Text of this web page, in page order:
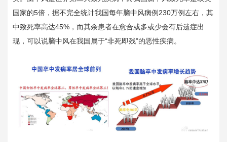
国家的5倍，据不完全统计我国每年脑中风病例230万例左右，其
中致死率高达45%，而其余患者在愈合或多或少会有后遗症出
现，可以说脑中风在我国属于“非死即残”的恶性疾病。